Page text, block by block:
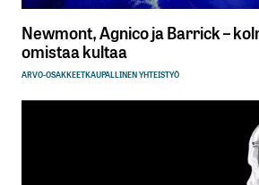
Newmont, Agnico ja Barrick –
omistaa kultaa
ARVO-OSAKKEETKAUPALLINEN YHTEISTYÖ